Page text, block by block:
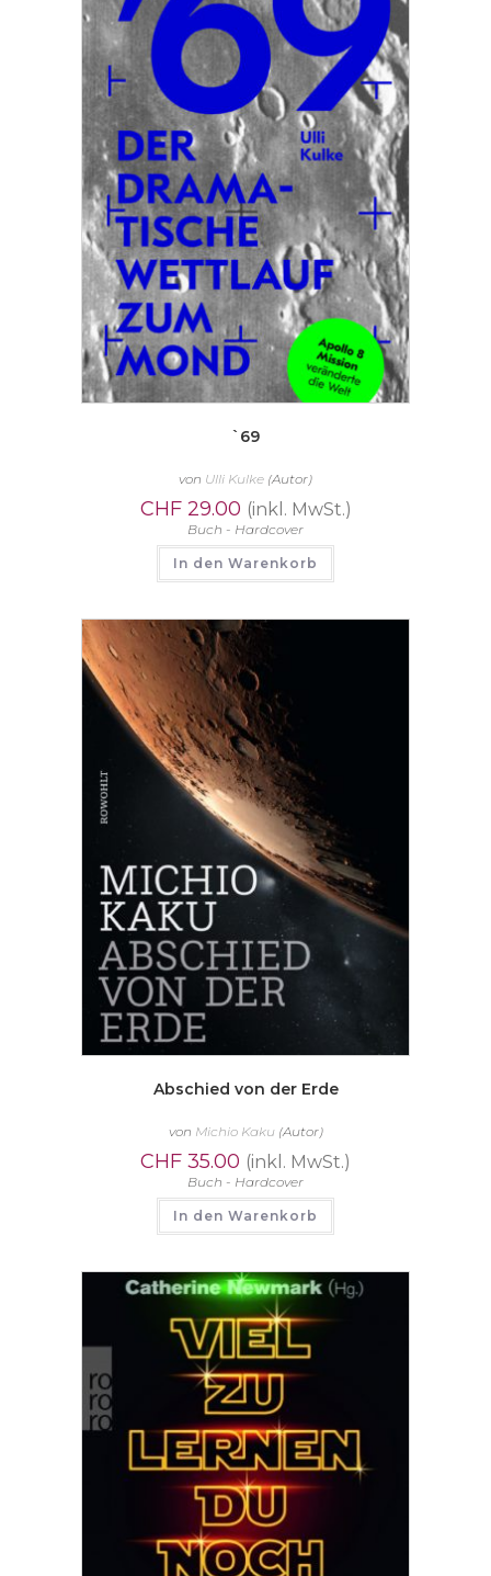
`69
von Ulli Kulke (Autor)
CHF29.00 (inkl. MwSt.)
Buch - Hardcover
In den Warenkorb
Abschied von der Erde
von Michio Kaku(Autor)
CHF 35.00 (inkl. MwSt.)
Buch - Hardcover
In den Warenkorb